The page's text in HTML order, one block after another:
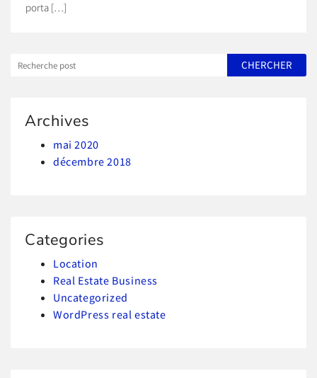
porta […]
Archives
mai 2020
décembre 2018
Categories
Location
Real Estate Business
Uncategorized
WordPress real estate